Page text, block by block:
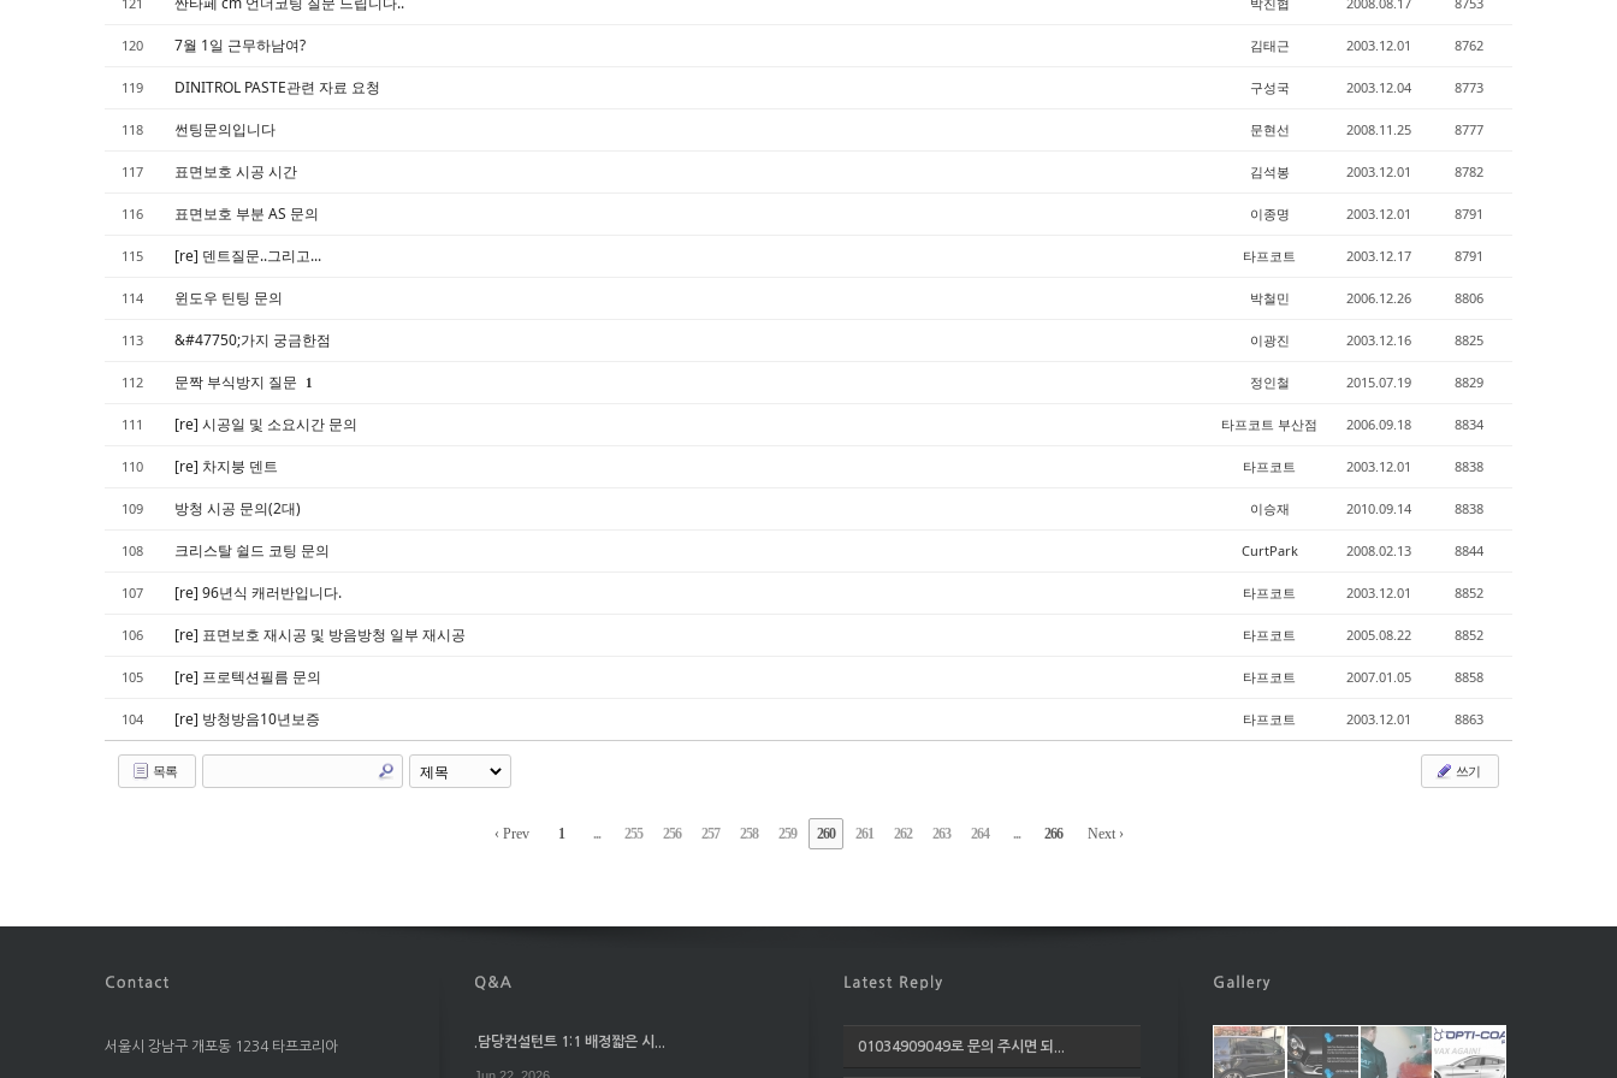
120 7월 1일 근무하남여? 김태근 2003.12.01 8762
119 DINITROL PASTE관련 자료 요청 구성국 2003.12.04 8773
118 썬팅문의입니다 문현선 2008.11.25 8777
117 표면보호 시공 시간 김석봉 2003.12.01 8782
116 표면보호 부분 AS 문의 이종명 2003.12.01 8791
115 [re] 덴트질문..그리고... 타프코트 2003.12.17 8791
114 윈도우 틴팅 문의 박철민 2006.12.26 8806
113 &#47750;가지 궁금한점 이광진 2003.12.16 8825
112 문짝 부식방지 질문 1 정인철 2015.07.19 8829
111 [re] 시공일 및 소요시간 문의 타프코트 부산점 2006.09.18 8834
110 [re] 차지붕 덴트 타프코트 2003.12.01 8838
109 방청 시공 문의(2대) 이승재 2010.09.14 8838
108 크리스탈 쉴드 코팅 문의 CurtPark 2008.02.13 8844
107 [re] 96년식 캐러반입니다. 타프코트 2003.12.01 8852
106 [re] 표면보호 재시공 및 방음방청 일부 재시공 타프코트 2005.08.22 8852
105 [re] 프로텍션필름 문의 타프코트 2007.01.05 8858
104 [re] 방청방음10년보증 타프코트 2003.12.01 8863
목록 쓰기
‹ Prev 1 ... 255 256 257 258 259 260 261 262 263 264 ... 266 Next ›
서울시 강남구 개포동 1234 타프코리아 .담당컨설턴트 1:1 배정짧은 시... 01034909049로 문의 주시면 되...